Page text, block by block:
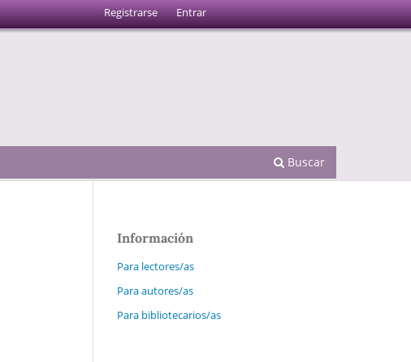
Buscar
Registrarse Entrar
Información
Para lectores/as
Para autores/as
Para bibliotecarios/as